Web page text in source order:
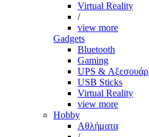
Virtual Reality
/
view more
Gadgets
Bluetooth
Gaming
UPS & Αξεσουάρ
USB Sticks
Virtual Reality
view more
Hobby
Αθλήματα